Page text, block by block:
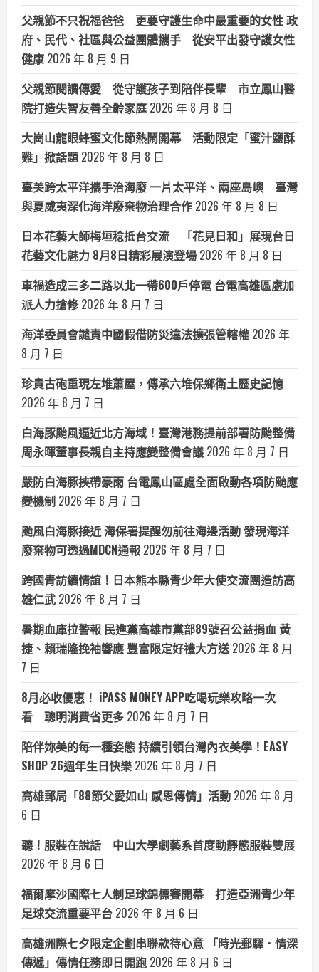
父親節不只祝福爸爸 更要守護生命中最重要的女性 政
府、民代、社區與公益團體攜手 從安平出發守護女性
健康 2026 年 8 月 9 日
父親節閱讀傳愛 從守護孩子到陪伴長輩 市立鳳山醫
院打造失智友善全齡家庭 2026 年 8 月 8 日
大崗山龍眼蜂蜜文化節熱鬧開幕 活動限定「蜜汁鹽酥
雞」掀話題 2026 年 8 月 8 日
臺美跨太平洋攜手治海廢 一片太平洋、兩座島嶼 臺灣
與夏威夷深化海洋廢棄物治理合作 2026 年 8 月 8 日
日本花藝大師梅垣稔抵台交流 「花見日和」展現台日
花藝文化魅力 8月8日精彩展演登場 2026 年 8 月 8 日
車禍造成三多二路以北一帶600戶停電 台電高雄區處加
派人力搶修 2026 年 8 月 7 日
海洋委員會譴責中國假借防災違法擴張管轄權 2026 年
8 月 7 日
珍貴古砲重現左堆蕭屋，傳承六堆保鄉衛土歷史記憶
2026 年 8 月 7 日
白海豚颱風逼近北方海域！臺灣港務提前部署防颱整備
周永暉董事長親自主持應變整備會議 2026 年 8 月 7 日
嚴防白海豚挾帶豪雨 台電鳳山區處全面啟動各項防颱應
變機制 2026 年 8 月 7 日
颱風白海豚接近 海保署提醒勿前往海邊活動 發現海洋
廢棄物可透過MDCN通報 2026 年 8 月 7 日
跨國青訪續情誼！日本熊本縣青少年大使交流團造訪高
雄仁武 2026 年 8 月 7 日
暑期血庫拉警報 民進黨高雄市黨部89號召公益捐血 黃
捷、賴瑞隆挽袖響應 豐富限定好禮大方送 2026 年 8 月
7 日
8月必收優惠！ iPASS MONEY APP吃喝玩樂攻略一次
看 聰明消費省更多 2026 年 8 月 7 日
陪伴妳美的每一種姿態 持續引領台灣內衣美學！EASY
SHOP 26週年生日快樂 2026 年 8 月 7 日
高雄郵局「88節父愛如山 感恩傳情」活動 2026 年 8 月
6 日
聽！服裝在說話 中山大學劇藝系首度動靜態服裝雙展
2026 年 8 月 6 日
福爾摩沙國際七人制足球錦標賽開幕 打造亞洲青少年
足球交流重要平台 2026 年 8 月 6 日
高雄洲際七夕限定企劃串聯款待心意 「時光郵驛．情深
傳遞」傳情任務即日開跑 2026 年 8 月 6 日